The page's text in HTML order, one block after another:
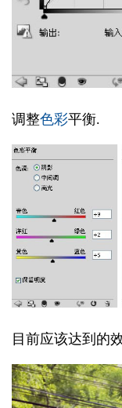
调整色彩平衡.
目前应该达到的效